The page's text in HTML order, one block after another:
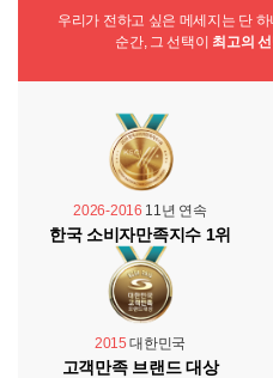
우리가 전하고 싶은 메세지는 단
순간, 그 선택이 최고의
2026-2016 11년 연속
한국 소비자만족지수 1위
2015 대한민국
고객만족 브랜드 대상